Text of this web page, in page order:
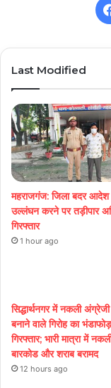
Last Modified
महराजगंज: जिला बदर आदेश
उल्लंघन करने पर तड़ीपार
गिरफ्तार
1 hour ago
सिद्धार्थनगर में नकली
बनाने वाले गिरोह का
गिरफ्तार; भारी मात्रा में
बारकोड और शराब बरामद
12 hours ago